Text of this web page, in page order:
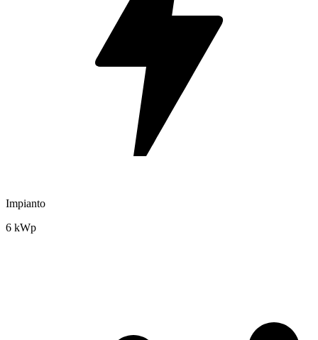
Impianto
6 kWp